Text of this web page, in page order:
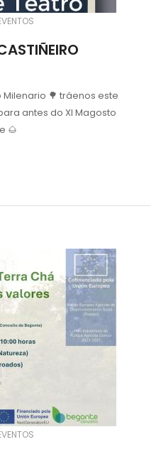
Milenario 🌳 tráenos este
antes do XI Magosto
🌰